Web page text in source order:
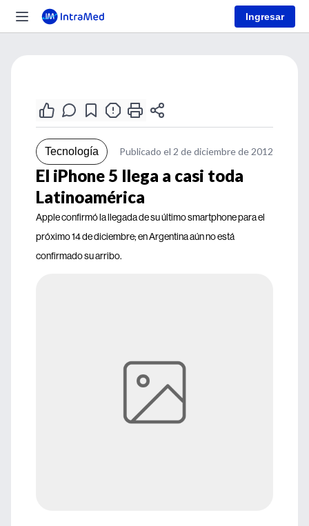
Ingresar
Tecnología Publicado el 2 de diciembre de 2012
El iPhone 5 llega a casi toda
Latinoamérica
Apple confirmó la llegada de su último smartphone para el
próximo 14 de diciembre; en Argentina aún no está
confirmado su arribo.